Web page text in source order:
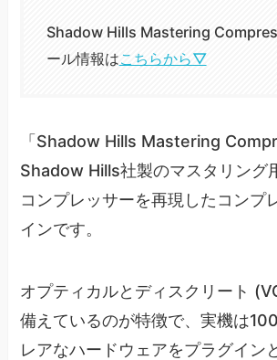
Shadow Hills Mastering
ール情報はこちらから▽
「Shadow Hills Mastering
Shadow Hills社製のマスタリング
コンプレッサーを再現したコンプ
インです。
オプティカルとディスクリート
備えているのが特徴で、実機は
レアなハードウェアをプラグイン